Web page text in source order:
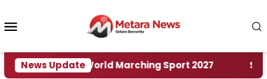
konten
News Update
Rumah World Marching Sport 2027 ‎Soal